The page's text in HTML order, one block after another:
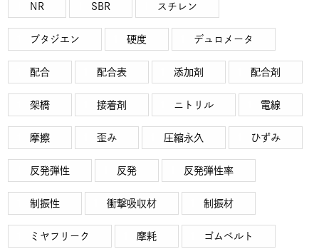
NR SBR スチレン
ブタジエン 硬度 デュロメータ
配合 配合表 添加剤 配合剤
架橋 接着剤 ニトリル 電線
摩擦 歪み 圧縮永久 ひずみ
反発弾性 反発 反発弾性率
制振性 衝撃吸収材 制振材
ミヤフリーク 摩耗 ゴムベルト